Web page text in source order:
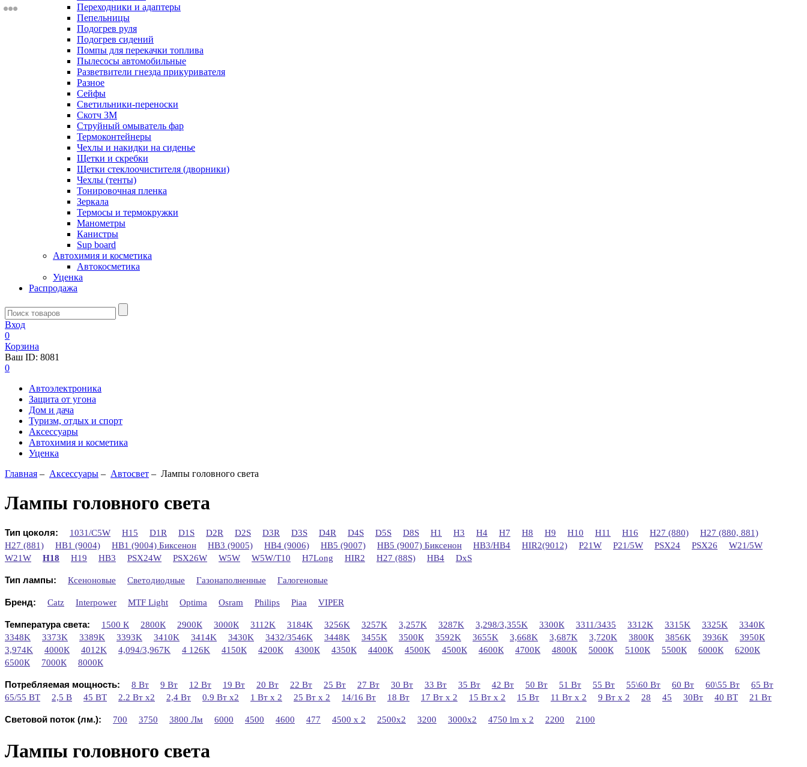
Переходники и адаптеры
Пепельницы
Подогрев руля
Подогрев сидений
Помпы для перекачки топлива
Пылесосы автомобильные
Разветвители гнезда прикуривателя
Разное
Сейфы
Светильники-переноски
Скотч 3М
Струйный омыватель фар
Термоконтейнеры
Чехлы и накидки на сиденье
Щетки и скребки
Щетки стеклоочистителя (дворники)
Чехлы (тенты)
Тонировочная пленка
Зеркалa
Термосы и термокружки
Манометры
Канистры
Sup board
Автохимия и косметика
Автокосметика
Уценка
Распродажа
Вход
0
Корзина
Ваш ID: 8081
0
Автоэлектроника
Защита от угона
Дом и дача
Туризм, отдых и спорт
Аксессуары
Автохимия и косметика
Уценка
Главная – Аксессуары – Aвтосвет – Лампы головного света
Лампы головного света
Тип цоколя: 1031/C5W H15 D1R D1S D2R D2S D3R D3S D4R D4S D5S D8S H1 H3 H4 H7 H8 H9 H10 H11 H16 H27 (880)
H27 (880, 881)
H27 (881)
HB1 (9004) HB1 (9004) Биксенон HB3 (9005) HB4 (9006) HB5 (9007) HB5 (9007) Биксенон HB3/HB4 HIR2(9012) P21W P21/5W PSX24 PSX26
W21/5W
W21W
H18 H19 HB3 PSX24W PSX26W W5W W5W/T10 H7Long НIR2 H27 (88S) HB4 DxS
Тип лампы: Ксеноновые Светодиодные Газонаполненные Галогеновые
Бренд: Catz Interpower MTF Light Optima Osram Philips Piaa VIPER
Температура света: 1500 К 2800К 2900К 3000К 3112K 3184K 3256K 3257K 3,257K 3287K 3,298/3,355K 3300К 3311/3435 3312K 3315K 3325K
3340K
3348K
3373K 3389K 3393K 3410K 3414K 3430K 3432/3546K 3448K 3455K 3500К 3592K 3655K 3,668K 3,687K 3,720K 3800К 3856K 3936K
3950К
3,974K
4000К 4012K 4,094/3,967K 4 126K 4150К 4200К 4300К 4350К 4400К 4500K 4500К 4600К 4700К 4800К 5000К 5100К 5500К 6000К
6200К
6500К
7000К 8000К
Потребляемая мощность: 8 Вт 9 Вт 12 Вт 19 Вт 20 Вт 22 Вт 25 Вт 27 Вт 30 Вт 33 Вт 35 Вт 42 Вт 50 Вт 51 Вт 55 Вт 55\60 Вт 60 Вт 60\55 Вт
65 Вт
65/55 ВТ
2,5 В 45 ВТ 2.2 Вт х2 2,4 Вт 0.9 Вт x2 1 Вт x 2 25 Вт х 2 14/16 Вт 18 Вт 17 Вт х 2 15 Вт х 2 15 Вт 11 Вт х 2 9 Вт х 2 28 45 30Вт 40 ВТ 21 Вт
Световой поток (лм.): 700 3750 3800 Лм 6000 4500 4600 477 4500 x 2 2500x2 3200 3000x2 4750 lm х 2 2200 2100
Лампы головного света